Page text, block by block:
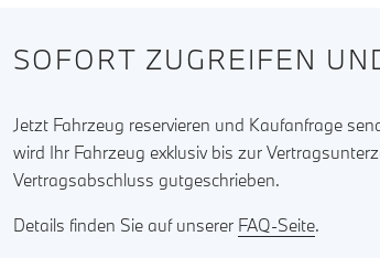
SOFORT ZUGREIFEN
Jetzt Fahrzeug reservieren und Kaufanfrage
wird Ihr Fahrzeug exklusiv bis zur
Vertragsabschluss gutgeschrieben.
Details finden Sie auf unserer FAQ-Seite.